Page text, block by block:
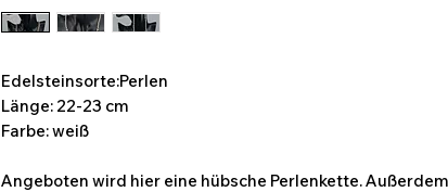
Edelsteinsorte:Perlen
Länge: 22-23 cm
Farbe: weiß
Angeboten wird hier eine hübsche Perlenkette.